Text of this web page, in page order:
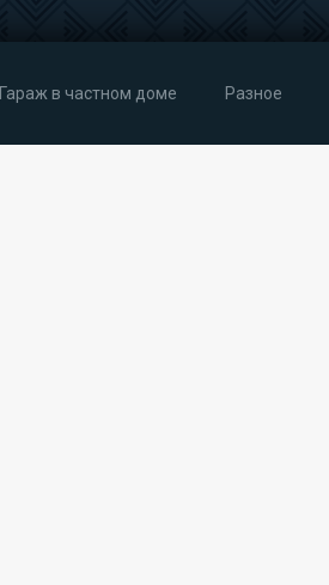
Гараж в частном доме Разное